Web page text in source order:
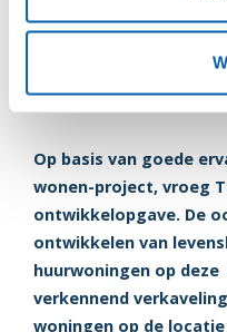
Huurders
gevelontwerp
Op basis van goede
wonen-project, vroeg
ontwikkelopgave. De
ontwikkelen van
huurwoningen op
verkennend
woningen op de